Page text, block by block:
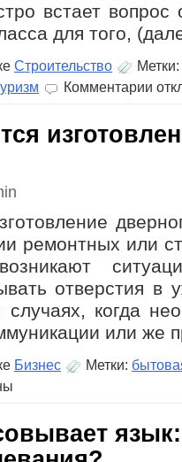
встает
для того,
Строительство
Метки:
Комментарии
можно
ремонтных или
отверстия в
когда
или же
Бизнес Метки: